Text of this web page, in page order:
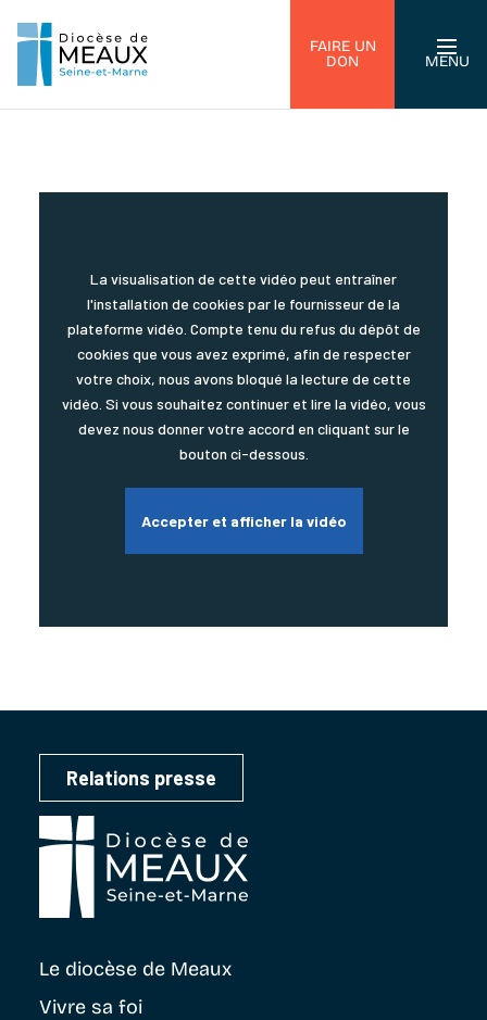
FAIRE UN
DON
MENU
La visualisation de cette vidéo peut entraîner
l'installation de cookies par le fournisseur de la
plateforme vidéo. Compte tenu du refus du dépôt de
cookies que vous avez exprimé, afin de respecter
votre choix, nous avons bloqué la lecture de cette
vidéo. Si vous souhaitez continuer et lire la vidéo, vous
devez nous donner votre accord en cliquant sur le
bouton ci-dessous.
Accepter et afficher la vidéo
Relations presse
Le diocèse de Meaux
Vivre sa foi